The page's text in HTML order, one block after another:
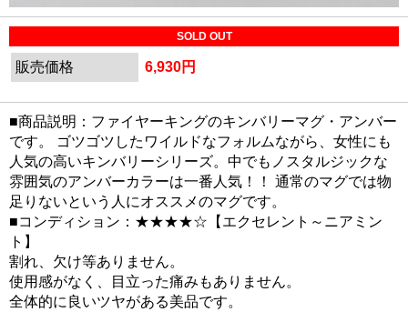
SOLD OUT
販売価格 6,930円
■商品説明：ファイヤーキングのキンバリーマグ・アンバー
です。 ゴツゴツしたワイルドなフォルムながら、女性にも
人気の高いキンバリーシリーズ。中でもノスタルジックな
雰囲気のアンバーカラーは一番人気！！ 通常のマグでは物
足りないという人にオススメのマグです。
■コンディション：★★★★☆【エクセレント～ニアミン
ト】
割れ、欠け等ありません。
使用感がなく、目立った痛みもありません。
全体的に良いツヤがある美品です。